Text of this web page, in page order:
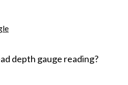
depth gauge reading?